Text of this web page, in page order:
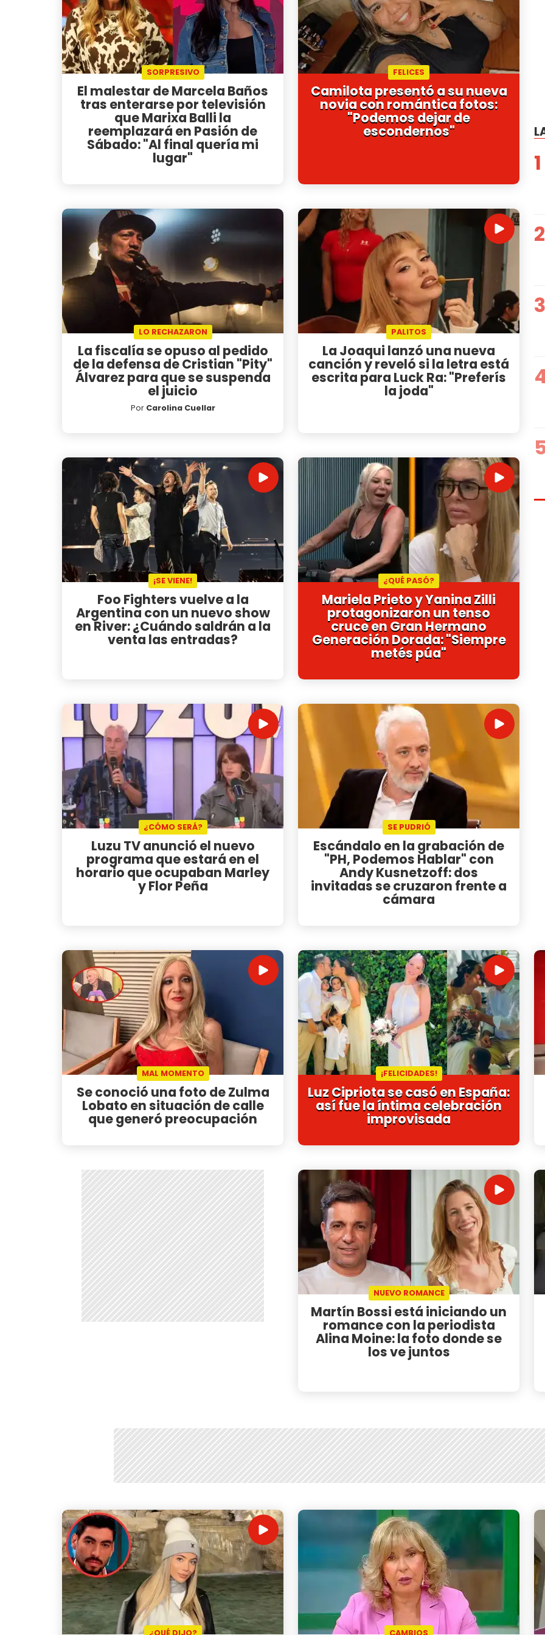
SORPRESIVO
El malestar de Marcela Baños
tras enterarse por televisión
que Marixa Balli la
reemplazará en Pasión de
Sábado: "Al final quería mi
lugar"
FELICES
Camilota presentó a su nueva
novia con romántica fotos:
"Podemos dejar de
escondernos"
LO RECHAZARON
La fiscalía se opuso al pedido
de la defensa de Cristian "Pity"
Álvarez para que se suspenda
el juicio
Por Carolina Cuellar
PALITOS
La Joaqui lanzó una nueva
canción y reveló si la letra está
escrita para Luck Ra: "Preferís
la joda"
¡SE VIENE!
Foo Fighters vuelve a la
Argentina con un nuevo show
en River: ¿Cuándo saldrán a la
venta las entradas?
¿QUÉ PASÓ?
Mariela Prieto y Yanina Zilli
protagonizaron un tenso
cruce en Gran Hermano
Generación Dorada: "Siempre
metés púa"
¿CÓMO SERÁ?
Luzu TV anunció el nuevo
programa que estará en el
horario que ocupaban Marley
y Flor Peña
SE PUDRIÓ
Escándalo en la grabación de
"PH, Podemos Hablar" con
Andy Kusnetzoff: dos
invitadas se cruzaron frente a
cámara
MAL MOMENTO
Se conoció una foto de Zulma
Lobato en situación de calle
que generó preocupación
¡FELICIDADES!
Luz Cipriota se casó en España:
así fue la íntima celebración
improvisada
NUEVO ROMANCE
Martín Bossi está iniciando un
romance con la periodista
Alina Moine: la foto donde se
los ve juntos
¿QUÉ DIJO? CAMBIOS
1
2
3